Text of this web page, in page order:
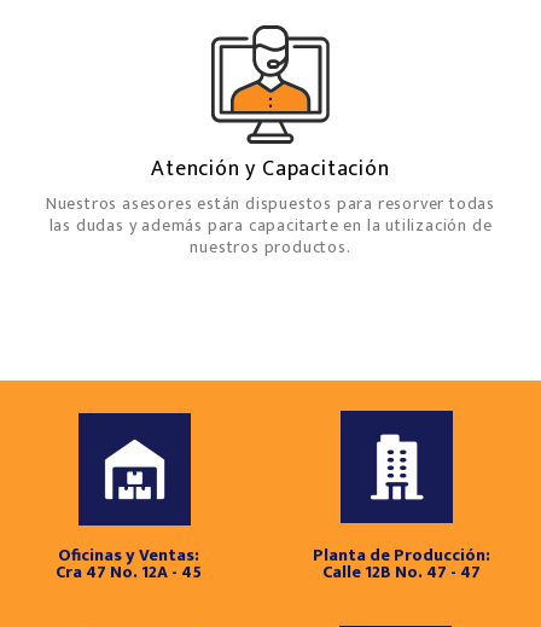
Atención y Capacitación
Nuestros asesores están dispuestos para resorver todas
las dudas y además para capacitarte en la utilización de
nuestros productos.
Oficinas y Ventas:
Cra 47 No. 12A - 45
Planta de Producción:
Calle 12B No. 47 - 47